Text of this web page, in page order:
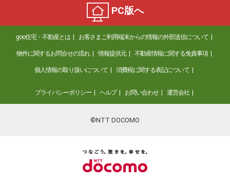
PC版へ
goo住宅・不動産とは お客さまご利用端末からの情報の外部送信について
物件に関するお問合せの流れ 情報提供元 不動産情報に関する免責事項
個人情報の取り扱いについて 消費税に関する表記について
プライバシーポリシー ヘルプ お問い合わせ 運営会社
©NTT DOCOMO